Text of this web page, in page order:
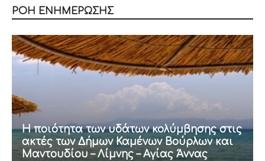
ΡΟΗ ΕΝΗΜΕΡΩΣΗΣ
Η ποιότητα των υδάτων κολύμβησης στις
ακτές των Δήμων Καμένων Βούρλων και
Μαντουδίου – Λίμνης – Αγίας Άννας